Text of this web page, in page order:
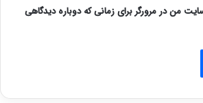
من در مرورگر برای زمانی که دوباره دیدگاهی